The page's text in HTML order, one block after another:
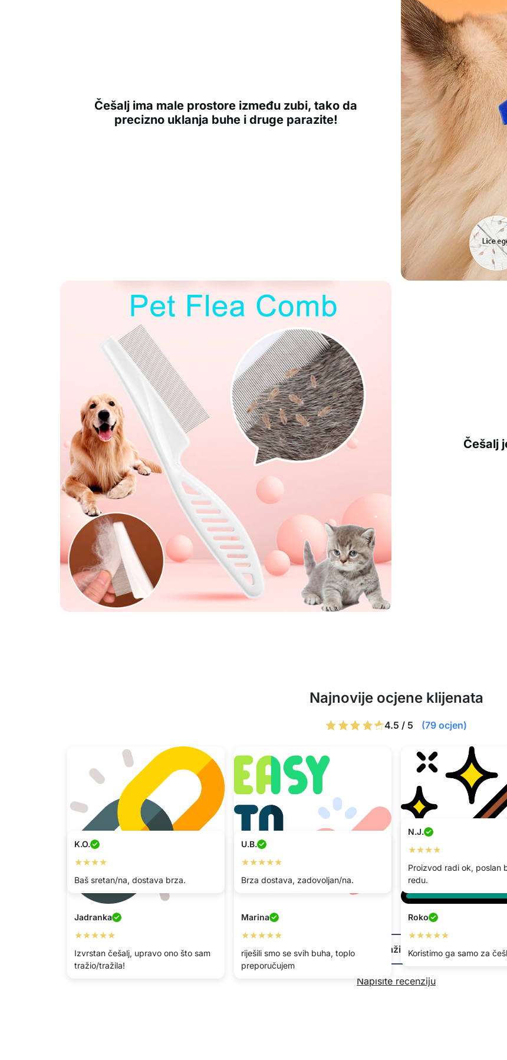
Češalj ima male prostore između zubi, tako da
precizno uklanja buhe i druge parazite!
Češalj
Najnovije ocjene klijenata
4.5 / 5 (79 ocjen)
Jadranka
★★★★★
Izvrstan češalj, upravo ono što sam
tražio/tražila!
Marina
★★★★★
riješili smo se svih buha, toplo
preporučujem
Roko
★★★★★
Koristimo ga samo za
N.J.
★★★★
Proizvod radi ok, poslan
redu.
K.O.
★★★★
Baš sretan/na, dostava brza.
U.B.
★★★★★
Brza dostava, zadovoljan/na.
Prikaži više
Napišite recenziju